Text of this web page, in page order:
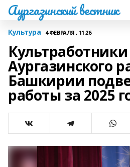
Аургазинский вестник
Культура 4 ФЕВРАЛЯ , 11:26
Культработники
Аургазинского
Башкирии
работы за 2025